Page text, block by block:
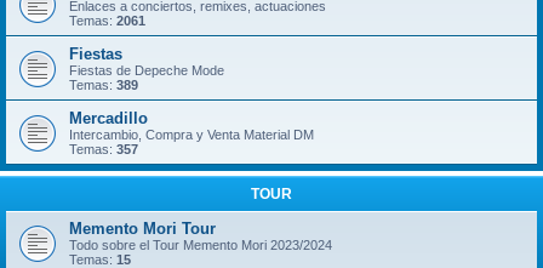
Enlaces a conciertos, remixes, actuaciones
Temas: 2061
Fiestas
Fiestas de Depeche Mode
Temas: 389
Mercadillo
Intercambio, Compra y Venta Material DM
Temas: 357
TOUR
Memento Mori Tour
Todo sobre el Tour Memento Mori 2023/2024
Temas: 15